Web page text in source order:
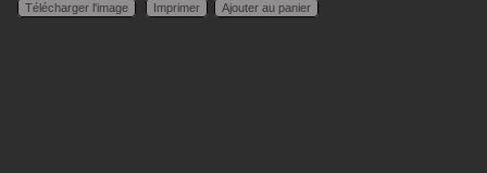
Télécharger l'image Imprimer Ajouter au panier